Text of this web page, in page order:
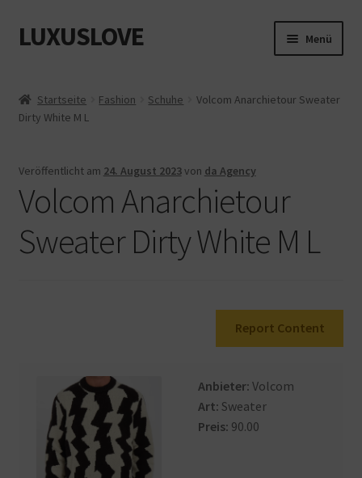
Zur
Navigation
Zum
Inhalt
LUXUSLOVE Menü
Cookie-Richtlinie (EU)
Datenschutz
Impressum
Kasse
Warenkorb
Startseite Fashion Schuhe
Volcom Anarchietour Sweater
Dirty White M L
Veröffentlicht am 24. August 2023von da Agency
Volcom Anarchietour
Sweater Dirty White M L
Report Content
Anbieter:Volcom
Art: Sweater
Preis: 90.00